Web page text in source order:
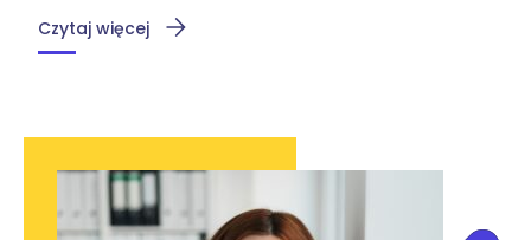
Czytaj więcej